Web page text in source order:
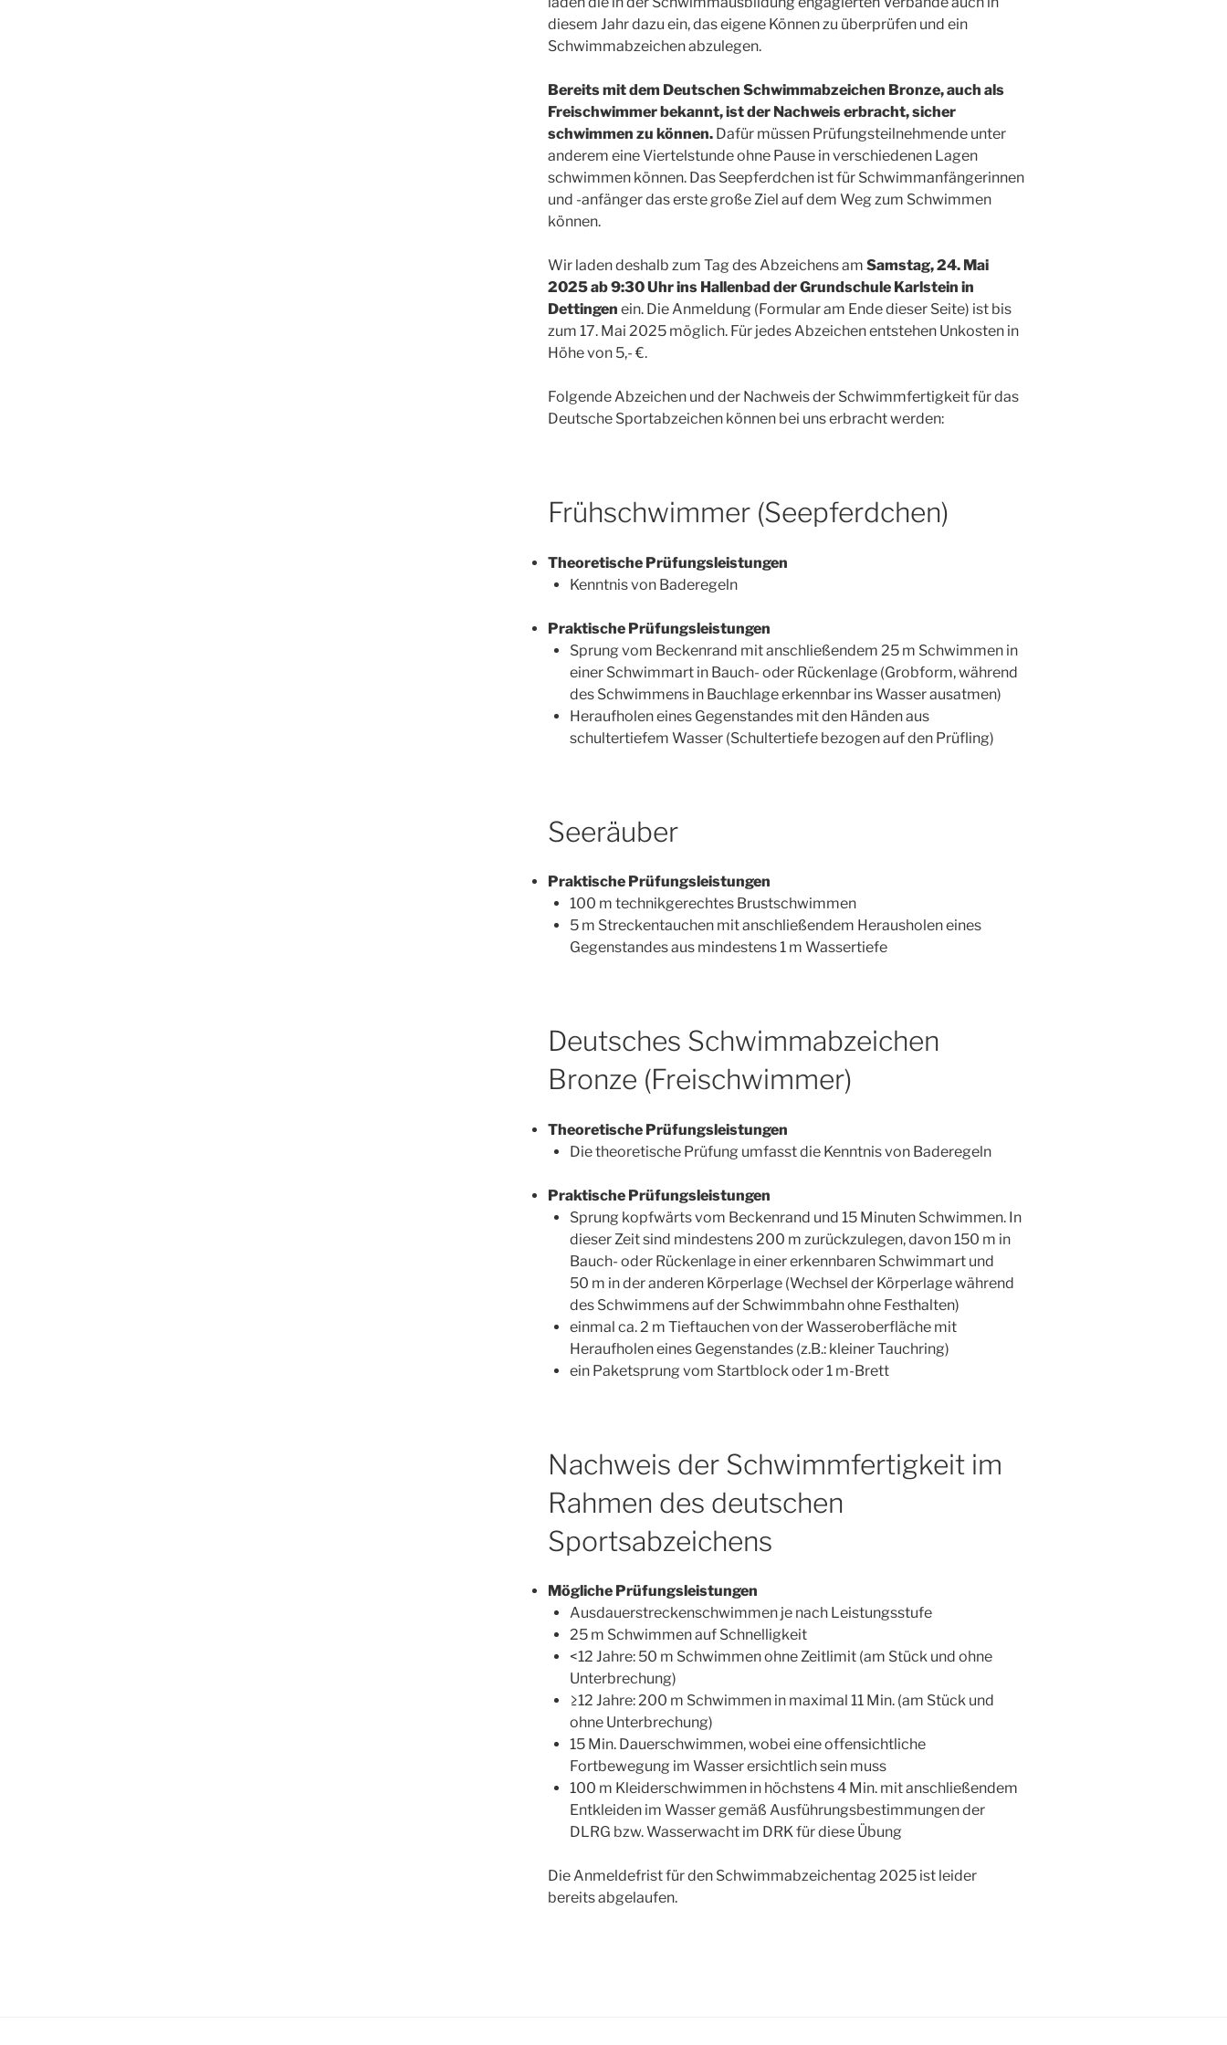
diesem Jahr dazu ein, das eigene Können zu überprüfen und ein
Schwimmabzeichen abzulegen.
Bereits mit dem Deutschen Schwimmabzeichen Bronze, auch als
Freischwimmer bekannt, ist der Nachweis erbracht, sicher
schwimmen zu können. Dafür müssen Prüfungsteilnehmende unter
anderem eine Viertelstunde ohne Pause in verschiedenen Lagen
schwimmen können. Das Seepferdchen ist für Schwimmanfängerinnen
und -anfänger das erste große Ziel auf dem Weg zum Schwimmen
können.
Wir laden deshalb zum Tag des Abzeichens am Samstag, 24. Mai
2025 ab 9:30 Uhr ins Hallenbad der Grundschule Karlstein in
Dettingen ein. Die Anmeldung (Formular am Ende dieser Seite) ist bis
zum 17. Mai 2025 möglich. Für jedes Abzeichen entstehen Unkosten in
Höhe von 5,- €.
Folgende Abzeichen und der Nachweis der Schwimmfertigkeit für das
Deutsche Sportabzeichen können bei uns erbracht werden:
Frühschwimmer (Seepferdchen)
Theoretische Prüfungsleistungen
Kenntnis von Baderegeln
Praktische Prüfungsleistungen
Sprung vom Beckenrand mit anschließendem 25 m Schwimmen in
einer Schwimmart in Bauch- oder Rückenlage (Grobform, während
des Schwimmens in Bauchlage erkennbar ins Wasser ausatmen)
Heraufholen eines Gegenstandes mit den Händen aus
schultertiefem Wasser (Schultertiefe bezogen auf den Prüfling)
Seeräuber
Praktische Prüfungsleistungen
100 m technikgerechtes Brustschwimmen
5 m Streckentauchen mit anschließendem Herausholen eines
Gegenstandes aus mindestens 1 m Wassertiefe
Deutsches Schwimmabzeichen
Bronze (Freischwimmer)
Theoretische Prüfungsleistungen
Die theoretische Prüfung umfasst die Kenntnis von Baderegeln
Praktische Prüfungsleistungen
Sprung kopfwärts vom Beckenrand und 15 Minuten Schwimmen. In
dieser Zeit sind mindestens 200 m zurückzulegen, davon 150 m in
Bauch- oder Rückenlage in einer erkennbaren Schwimmart und
50 m in der anderen Körperlage (Wechsel der Körperlage während
des Schwimmens auf der Schwimmbahn ohne Festhalten)
einmal ca. 2 m Tieftauchen von der Wasseroberfläche mit
Heraufholen eines Gegenstandes (z.B.: kleiner Tauchring)
ein Paketsprung vom Startblock oder 1 m-Brett
Nachweis der Schwimmfertigkeit im
Rahmen des deutschen
Sportsabzeichens
Mögliche Prüfungsleistungen
Ausdauerstreckenschwimmen je nach Leistungsstufe
25 m Schwimmen auf Schnelligkeit
<12 Jahre: 50 m Schwimmen ohne Zeitlimit (am Stück und ohne
Unterbrechung)
≥12 Jahre: 200 m Schwimmen in maximal 11 Min. (am Stück und
ohne Unterbrechung)
15 Min. Dauerschwimmen, wobei eine offensichtliche
Fortbewegung im Wasser ersichtlich sein muss
100 m Kleiderschwimmen in höchstens 4 Min. mit anschließendem
Entkleiden im Wasser gemäß Ausführungsbestimmungen der
DLRG bzw. Wasserwacht im DRK für diese Übung
Die Anmeldefrist für den Schwimmabzeichentag 2025 ist leider
bereits abgelaufen.